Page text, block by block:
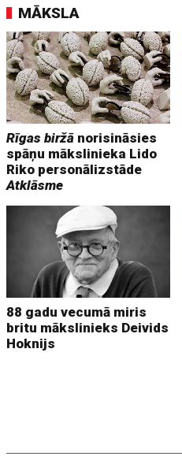
MĀKSLA
Rīgas biržā norisināsies
spāņu mākslinieka Lido
Riko personālizstāde
Atklāsme
88 gadu vecumā miris
britu mākslinieks Deivids
Hoknijs